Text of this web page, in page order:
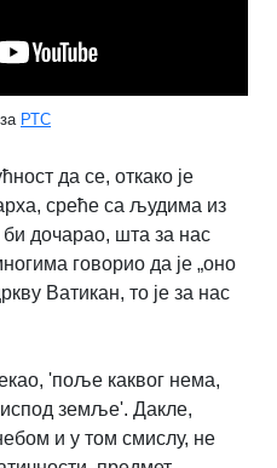
РТС
да се, откако је
среће са људима из
би дочарао, шта за нас
говорио да је „оно
Ватикан, то је за нас
'поље каквог нема,
земље'. Дакле,
и у том смислу, не